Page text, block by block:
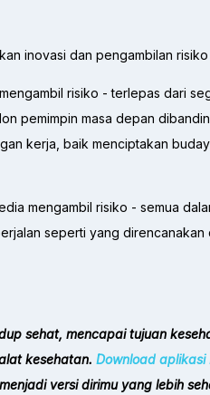
inovasi dan pengambilan
risiko - terlepas dari
pemimpin masa depan
kerja, baik menciptakan
mengambil risiko - semua
seperti yang
sehat, mencapai tujuan
kesehatan. Download aplikasi
versi dirimu yang lebih